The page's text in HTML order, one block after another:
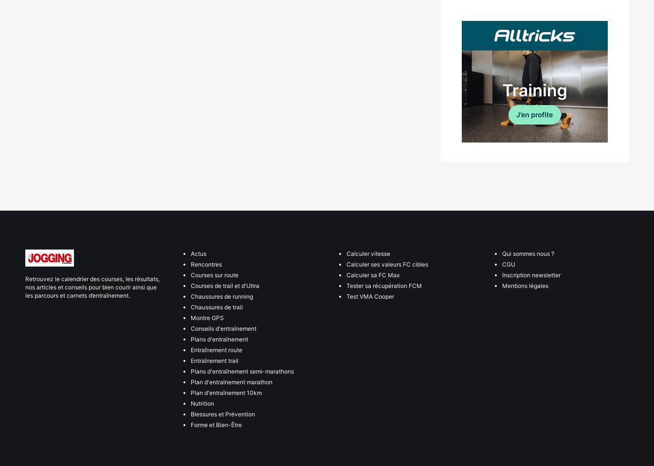
Retrouvez le calendrier des courses, les résultats,
nos articles et conseils pour bien courir ainsi que
les parcours et carnets d’entraînement.
Actus
Rencontres
Courses sur route
Courses de trail et d'Ultra
Chaussures de running
Chaussures de trail
Montre GPS
Conseils d'entraînement
Plans d'entraînement
Entraînement route
Entraînement trail
Plans d'entraînement semi-marathons
Plan d'entraînement marathon
Plan d'entraînement 10km
Nutrition
Blessures et Prévention
Forme et Bien-Être
Calculer vitesse
Calculer ses valeurs FC cibles
Calculer sa FC Max
Tester sa récupération FCM
Test VMA Cooper
Qui sommes nous ?
CGU
Inscription newsletter
Mentions légales